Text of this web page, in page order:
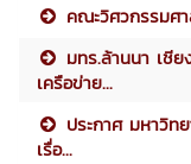
คณะวิศวกรรมศ
มทร.ล้านนา เชี
เครือข่าย...
ประกาศ มหาวิท
เรื่อ...